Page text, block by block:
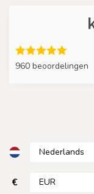
960 beoordelingen
€